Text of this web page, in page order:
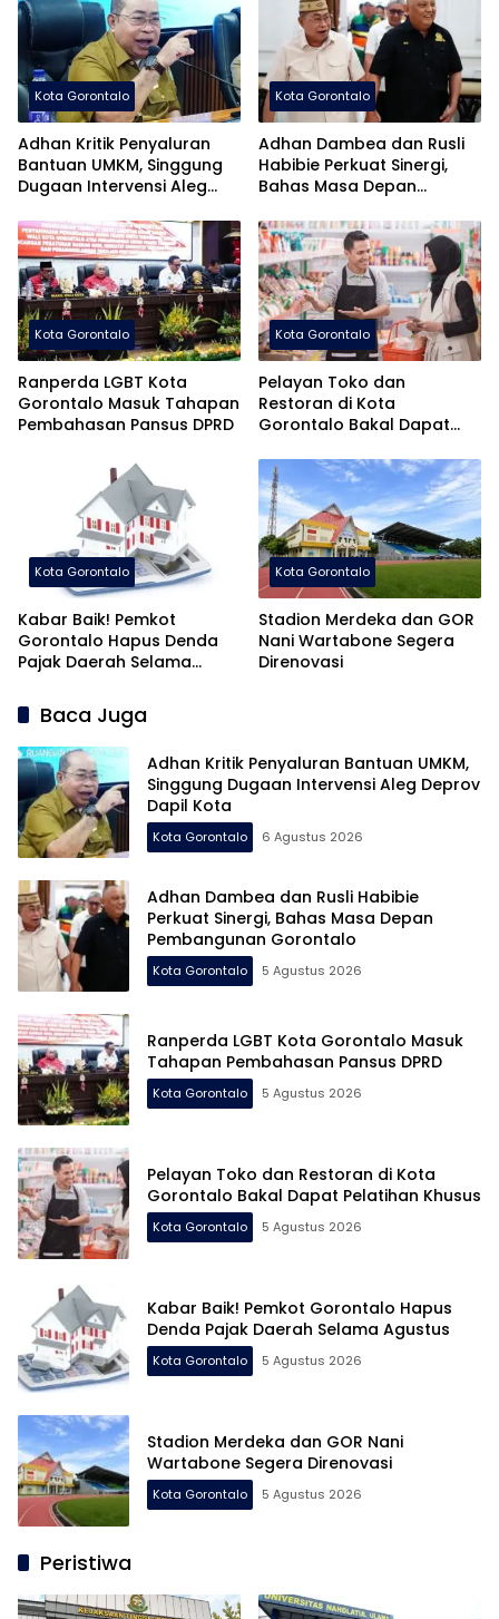
Kota Gorontalo
Adhan Kritik Penyaluran
Bantuan UMKM, Singgung
Dugaan Intervensi Aleg
Kota Gorontalo
Adhan Dambea dan Rusli
Habibie Perkuat Sinergi,
Bahas Masa Depan
Kota Gorontalo
Ranperda LGBT Kota
Gorontalo Masuk Tahapan
Pembahasan Pansus DPRD
Kota Gorontalo
Pelayan Toko dan
Restoran di Kota
Gorontalo Bakal Dapat
Kota Gorontalo
Kabar Baik! Pemkot
Gorontalo Hapus Denda
Pajak Daerah Selama
Kota Gorontalo
Stadion Merdeka dan GOR
Nani Wartabone Segera
Direnovasi
Baca Juga
Adhan Kritik Penyaluran Bantuan UMKM,
Singgung Dugaan Intervensi Aleg Deprov
Dapil Kota
Kota Gorontalo 6 Agustus 2026
Adhan Dambea dan Rusli Habibie
Perkuat Sinergi, Bahas Masa Depan
Pembangunan Gorontalo
Kota Gorontalo 5 Agustus 2026
Ranperda LGBT Kota Gorontalo Masuk
Tahapan Pembahasan Pansus DPRD
Kota Gorontalo 5 Agustus 2026
Pelayan Toko dan Restoran di Kota
Gorontalo Bakal Dapat Pelatihan Khusus
Kota Gorontalo 5 Agustus 2026
Kabar Baik! Pemkot Gorontalo Hapus
Denda Pajak Daerah Selama Agustus
Kota Gorontalo 5 Agustus 2026
Stadion Merdeka dan GOR Nani
Wartabone Segera Direnovasi
Kota Gorontalo 5 Agustus 2026
Peristiwa